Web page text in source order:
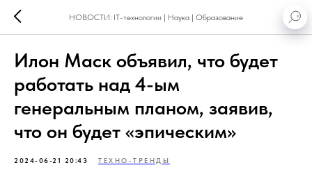
НОВОСТИ: IT-технологии | Наука | Образование
Илон Маск объявил, что будет
работать над 4-ым
генеральным планом, заявив,
что он будет «эпическим»
2024-06-21 20:43 ТЕХНО-ТРЕНДЫ